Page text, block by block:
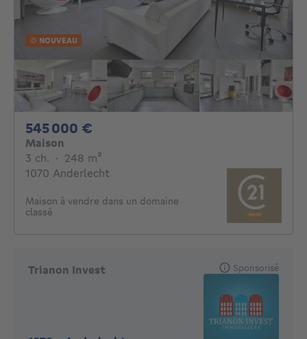
NOUVEAU
545 000 €
Maison
3 ch. 3 chambres
· 248 m²
1070 Anderlecht
Maison à vendre dans un domaine
classé
Trianon Invest Sponsorisé